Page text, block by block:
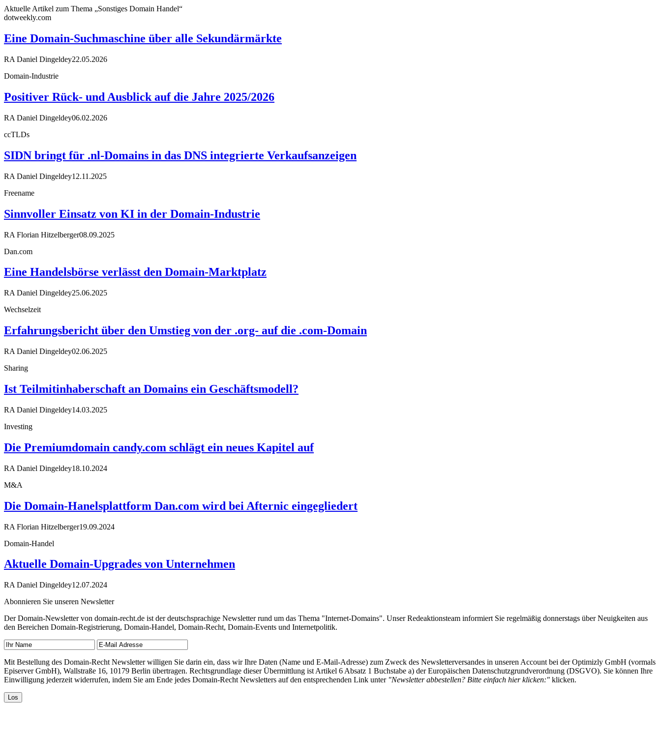
Aktuelle Artikel zum Thema „Sonstiges Domain Handel“
dotweekly.com
Eine Domain-Suchmaschine über alle Sekundärmärkte
RA Daniel Dingeldey22.05.2026
Domain-Industrie
Positiver Rück- und Ausblick auf die Jahre 2025/2026
RA Daniel Dingeldey06.02.2026
ccTLDs
SIDN bringt für .nl-Domains in das DNS integrierte Verkaufsanzeigen
RA Daniel Dingeldey12.11.2025
Freename
Sinnvoller Einsatz von KI in der Domain-Industrie
RA Florian Hitzelberger08.09.2025
Dan.com
Eine Handelsbörse verlässt den Domain-Marktplatz
RA Daniel Dingeldey25.06.2025
Wechselzeit
Erfahrungsbericht über den Umstieg von der .org- auf die .com-Domain
RA Daniel Dingeldey02.06.2025
Sharing
Ist Teilmitinhaberschaft an Domains ein Geschäftsmodell?
RA Daniel Dingeldey14.03.2025
Investing
Die Premiumdomain candy.com schlägt ein neues Kapitel auf
RA Daniel Dingeldey18.10.2024
M&A
Die Domain-Hanelsplattform Dan.com wird bei Afternic eingegliedert
RA Florian Hitzelberger19.09.2024
Domain-Handel
Aktuelle Domain-Upgrades von Unternehmen
RA Daniel Dingeldey12.07.2024
Abonnieren Sie unseren Newsletter
Der Domain-Newsletter von domain-recht.de ist der deutschsprachige Newsletter rund um das Thema "Internet-Domains". Unser Redeaktionsteam informiert Sie regelmäßig donnerstags über Neuigkeiten aus
den Bereichen Domain-Registrierung, Domain-Handel, Domain-Recht, Domain-Events und Internetpolitik.
Mit Bestellung des Domain-Recht Newsletter willigen Sie darin ein, dass wir Ihre Daten (Name und E-Mail-Adresse) zum Zweck des Newsletterversandes in unseren Account bei der Optimizly GmbH (vormals
Episerver GmbH), Wallstraße 16, 10179 Berlin übertragen. Rechtsgrundlage dieser Übermittlung ist Artikel 6 Absatz 1 Buchstabe a) der Europäischen Datenschutzgrundverordnung (DSGVO). Sie können Ihre
Einwilligung jederzeit widerrufen, indem Sie am Ende jedes Domain-Recht Newsletters auf den entsprechenden Link unter "Newsletter abbestellen? Bitte einfach hier klicken:" klicken.